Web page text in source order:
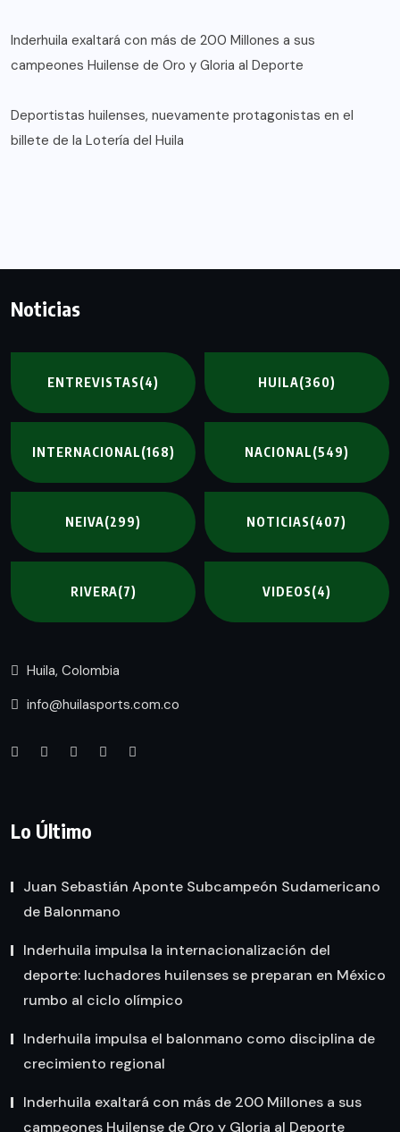
Inderhuila exaltará con más de 200 Millones a sus
campeones Huilense de Oro y Gloria al Deporte
Deportistas huilenses, nuevamente protagonistas en el
billete de la Lotería del Huila
Noticias
ENTREVISTAS(4) HUILA(360)
INTERNACIONAL(168) NACIONAL(549)
NEIVA(299) NOTICIAS(407)
RIVERA(7) VIDEOS(4)
Huila, Colombia
info@huilasports.com.co
Lo Último
Juan Sebastián Aponte Subcampeón Sudamericano
de Balonmano
Inderhuila impulsa la internacionalización del
deporte: luchadores huilenses se preparan en México
rumbo al ciclo olímpico
Inderhuila impulsa el balonmano como disciplina de
crecimiento regional
Inderhuila exaltará con más de 200 Millones a sus
campeones Huilense de Oro y Gloria al Deporte